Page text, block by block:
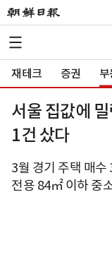
재테크 증권 부
서울 집값에
1건 샀다
3월 경기 주택 매수
전용 84㎡ 이하 중